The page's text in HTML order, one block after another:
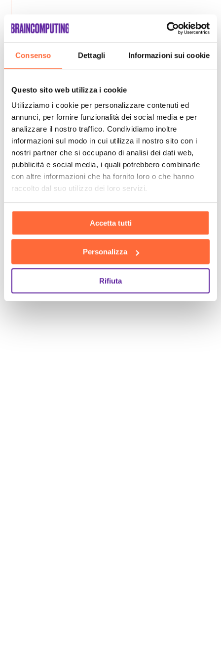
Consenso Dettagli Informazioni sui cookie
Questo sito web utilizza i cookie
Utilizziamo i cookie per personalizzare contenuti ed
annunci, per fornire funzionalità dei social media e per
analizzare il nostro traffico. Condividiamo inoltre
informazioni sul modo in cui utilizza il nostro sito con i
nostri partner che si occupano di analisi dei dati web,
pubblicità e social media, i quali potrebbero combinarle
con altre informazioni che ha fornito loro o che hanno
raccolto dal suo utilizzo dei loro servizi.
Accetta tutti
Personalizza
Rifiuta